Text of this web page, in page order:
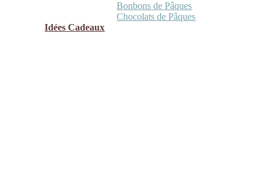
Bonbons de Pâques
Chocolats de Pâques
Idées Cadeaux